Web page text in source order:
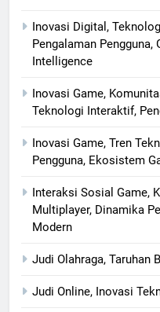
Inovasi Digital,
Pengalaman Pengguna,
Intelligence
Inovasi Game,
Teknologi Interaktif,
Inovasi Game, Tren
Pengguna, Ekosistem
Interaksi Sosial Game,
Multiplayer, Dinamika
Modern
Judi Olahraga, Taruhan
Judi Online, Inovasi